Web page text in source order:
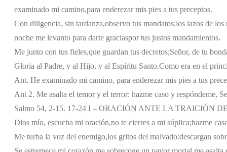
examinado mi camino,para enderezar mis pies a tus preceptos.
Con diligencia, sin tardanza,observo tus mandatos;los lazos de los
noche me levanto para darte graciaspor tus justos mandamientos.
Me junto con tus fieles,que guardan tus decretos;Señor, de tu
Gloria al Padre, y al Hijo, y al Espíritu Santo.Como era en el
Ant. He examinado mi camino, para enderezar mis pies a tus
Ant 2. Me asalta el temor y el terror: hazme caso y respóndeme,
Salmo 54, 2-15. 17-24 I – ORACIÓN ANTE LA TRAICIÓN
Dios mío, escucha mi oración,no te cierres a mi súplica;hazme
Me turba la voz del enemigo,los gritos del malvado:descargan